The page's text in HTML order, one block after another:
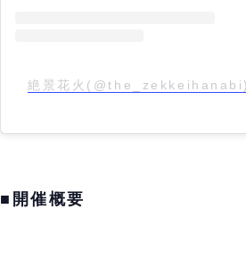
絶景花火(@the_zekkeihanabi)
■開催概要